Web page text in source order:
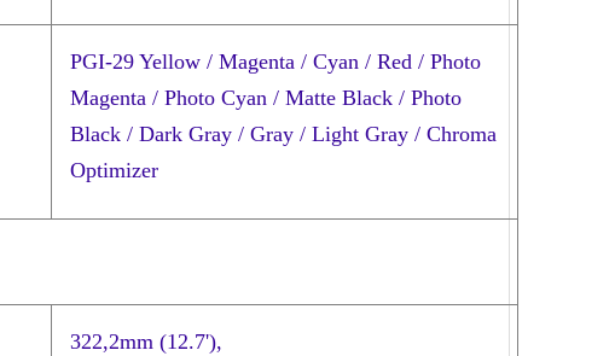
PGI-29 Yellow / Magenta / Cyan / Red / Photo
Magenta / Photo Cyan / Matte Black / Photo
Black / Dark Gray / Gray / Light Gray / Chroma
Optimizer
322,2mm (12.7'),